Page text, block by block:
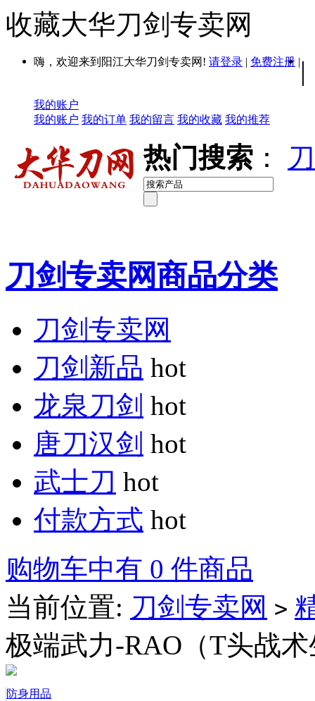
收藏大华刀剑专卖网
嗨，欢迎来到阳江大华刀剑专卖网! 请登录 | 免费注册 | |
我的账户
我的账户 我的订单 我的留言 我的收藏 我的推荐
热门搜索 ：
刀剑专卖网商品分类
刀剑专卖网
刀剑新品 hot
龙泉刀剑 hot
唐刀汉剑 hot
武士刀 hot
付款方式 hot
购物车中有 0 件商品
当前位置: 刀剑专卖网 >
极端武力-RAO（T头战
防身用品